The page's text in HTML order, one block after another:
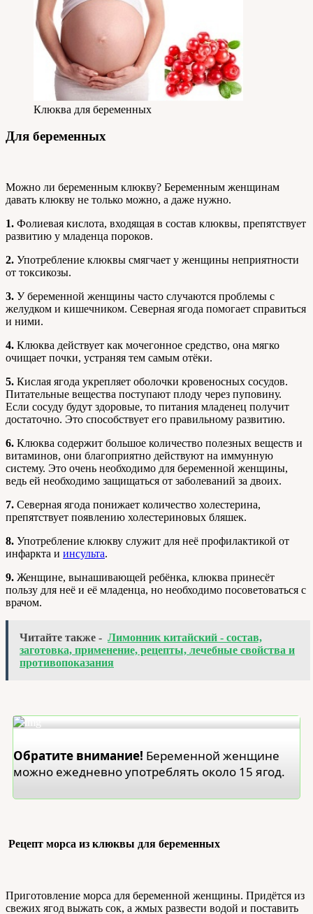
Клюква для беременных
Для беременных
Можно ли беременным клюкву? Беременным женщинам
давать клюкву не только можно, а даже нужно.
1. Фолиевая кислота, входящая в состав клюквы, препятствует
развитию у младенца пороков.
2. Употребление клюквы смягчает у женщины неприятности
от токсикозы.
3. У беременной женщины часто случаются проблемы с
желудком и кишечником. Северная ягода помогает справиться
и ними.
4. Клюква действует как мочегонное средство, она мягко
очищает почки, устраняя тем самым отёки.
5. Кислая ягода укрепляет оболочки кровеносных сосудов.
Питательные вещества поступают плоду через пуповину.
Если сосуду будут здоровые, то питания младенец получит
достаточно. Это способствует его правильному развитию.
6. Клюква содержит большое количество полезных веществ и
витаминов, они благоприятно действуют на иммунную
систему. Это очень необходимо для беременной женщины,
ведь ей необходимо защищаться от заболеваний за двоих.
7. Северная ягода понижает количество холестерина,
препятствует появлению холестериновых бляшек.
8. Употребление клюкву служит для неё профилактикой от
инфаркта и инсульта.
9. Женщине, вынашивающей ребёнка, клюква принесёт
пользу для неё и её младенца, но необходимо посоветоваться с
врачом.
Читайте также - Лимонник китайский - состав,
заготовка, применение, рецепты, лечебные свойства и
противопоказания
Обратите внимание! Беременной женщине
можно ежедневно употреблять около 15 ягод.
Рецепт морса из клюквы для беременных
Приготовление морса для беременной женщины. Придётся из
свежих ягод выжать сок, а жмых развести водой и поставить